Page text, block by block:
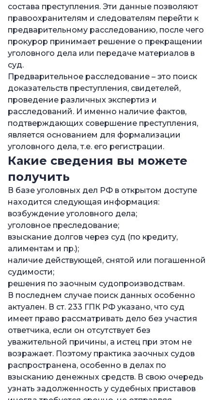
состава преступления. Эти данные позволяют
правоохранителям и следователям перейти к
предварительному расследованию, после чего
прокурор принимает решение о прекращении
уголовного дела или передаче материалов в
суд.
Предварительное расследование – это поиск
доказательств преступления, свидетелей,
проведение различных экспертиз и
расследований. И именно наличие фактов,
подтверждающих совершение преступления,
является основанием для формализации
уголовного дела, т.е. его регистрации.
Какие сведения вы можете
получить
В базе уголовных дел РФ в открытом доступе
находится следующая информация:
возбуждение уголовного дела;
уголовное преследование;
взыскание долгов через суд (по кредиту,
алиментам и пр.);
наличие действующей, снятой или погашенной
судимости;
решения по заочным судопроизводствам.
В последнем случае поиск данных особенно
актуален. В ст. 233 ГПК РФ указано, что суд
имеет право рассматривать дело без участия
ответчика, если он отсутствует без
уважительной причины, а истец при этом не
возражает. Поэтому практика заочных судов
распространена, особенно в делах по
взысканию денежных средств. В свою очередь
узнать задолженность у судебных приставов